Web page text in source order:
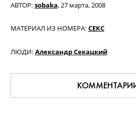
АВТОР: sobaka,27 марта, 2008
МАТЕРИАЛ ИЗ НОМЕРА: СЕКС
ЛЮДИ: Александр Секацкий